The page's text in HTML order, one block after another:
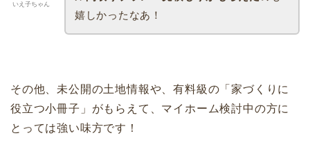
いえ子ちゃん
嬉しかったなあ！
その他、未公開の土地情報や、有料級の「家づくりに
役立つ小冊子」がもらえて、マイホーム検討中の方に
とっては強い味方です！